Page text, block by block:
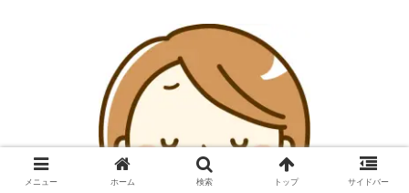
メニュー ホーム 検索 トップ サイドバー